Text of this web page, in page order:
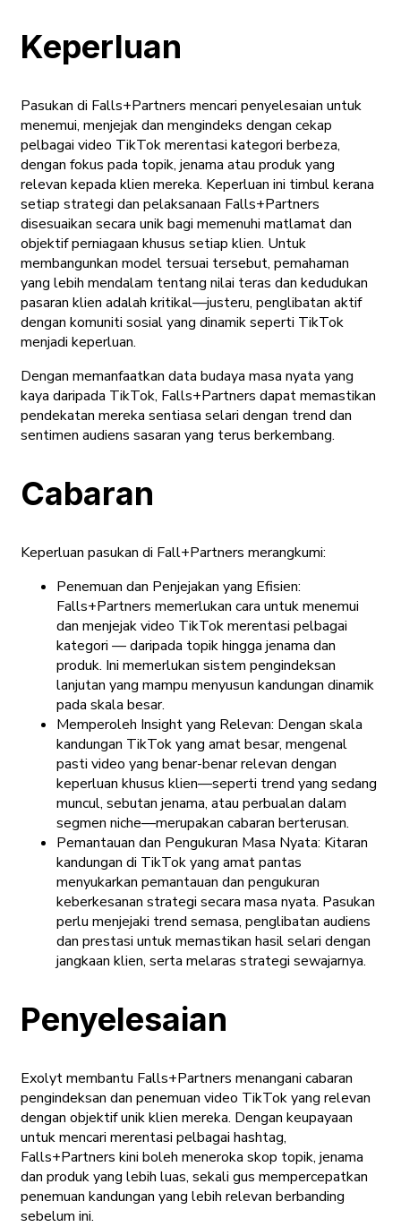
Keperluan
Pasukan di Falls+Partners mencari penyelesaian untuk
menemui, menjejak dan mengindeks dengan cekap
pelbagai video TikTok merentasi kategori berbeza,
dengan fokus pada topik, jenama atau produk yang
relevan kepada klien mereka. Keperluan ini timbul kerana
setiap strategi dan pelaksanaan Falls+Partners
disesuaikan secara unik bagi memenuhi matlamat dan
objektif perniagaan khusus setiap klien. Untuk
membangunkan model tersuai tersebut, pemahaman
yang lebih mendalam tentang nilai teras dan kedudukan
pasaran klien adalah kritikal—justeru, penglibatan aktif
dengan komuniti sosial yang dinamik seperti TikTok
menjadi keperluan.
Dengan memanfaatkan data budaya masa nyata yang
kaya daripada TikTok, Falls+Partners dapat memastikan
pendekatan mereka sentiasa selari dengan trend dan
sentimen audiens sasaran yang terus berkembang.
Cabaran
Keperluan pasukan di Fall+Partners merangkumi:
Penemuan dan Penjejakan yang Efisien:
Falls+Partners memerlukan cara untuk menemui
dan menjejak video TikTok merentasi pelbagai
kategori — daripada topik hingga jenama dan
produk. Ini memerlukan sistem pengindeksan
lanjutan yang mampu menyusun kandungan dinamik
pada skala besar.
Memperoleh Insight yang Relevan: Dengan skala
kandungan TikTok yang amat besar, mengenal
pasti video yang benar-benar relevan dengan
keperluan khusus klien—seperti trend yang sedang
muncul, sebutan jenama, atau perbualan dalam
segmen niche—merupakan cabaran berterusan.
Pemantauan dan Pengukuran Masa Nyata: Kitaran
kandungan di TikTok yang amat pantas
menyukarkan pemantauan dan pengukuran
keberkesanan strategi secara masa nyata. Pasukan
perlu menjejaki trend semasa, penglibatan audiens
dan prestasi untuk memastikan hasil selari dengan
jangkaan klien, serta melaras strategi sewajarnya.
Penyelesaian
Exolyt membantu Falls+Partners menangani cabaran
pengindeksan dan penemuan video TikTok yang relevan
dengan objektif unik klien mereka. Dengan keupayaan
untuk mencari merentasi pelbagai hashtag,
Falls+Partners kini boleh meneroka skop topik, jenama
dan produk yang lebih luas, sekali gus mempercepatkan
penemuan kandungan yang lebih relevan berbanding
sebelum ini.